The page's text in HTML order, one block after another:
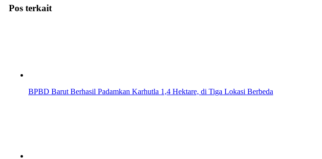
Pos terkait
BPBD Barut Berhasil Padamkan Karhutla 1,4 Hektare, di Tiga Lokasi Berbeda